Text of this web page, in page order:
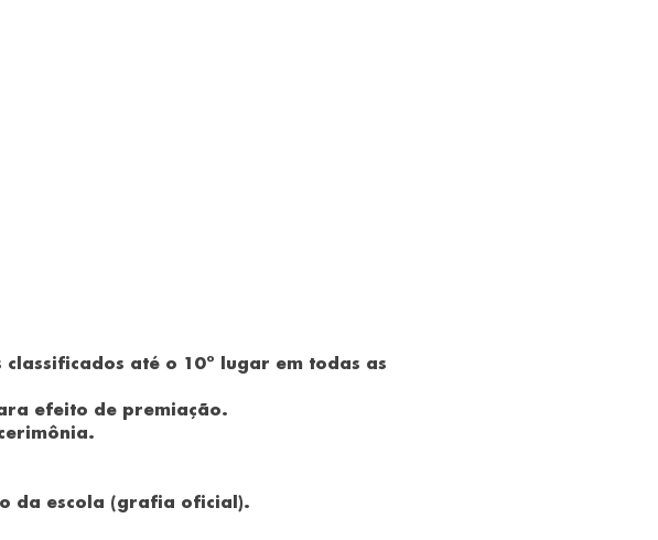
até o 10º lugar em todas as
efeito de premiação.
da escola (grafia oficial).